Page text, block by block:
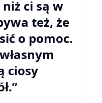
ci są w
też, że
o pomoc.
ciosy